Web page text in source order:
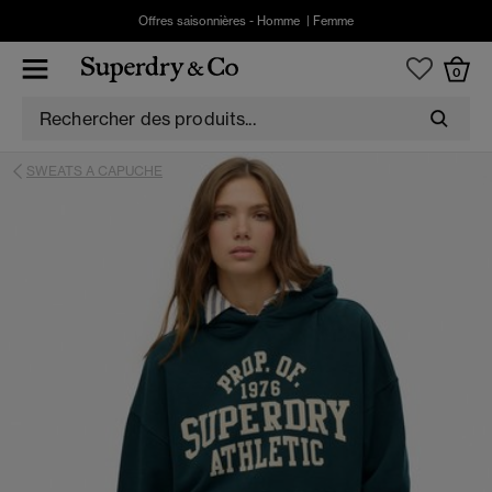
Offres saisonnières - Homme Femme
0
SWEATS A CAPUCHE